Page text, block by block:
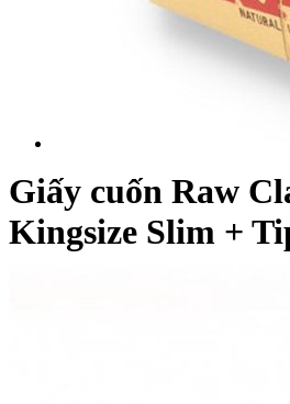
Giấy cuốn Raw
Kingsize Slim +